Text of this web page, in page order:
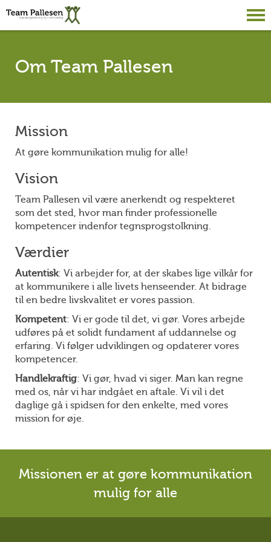
Om Team Pallesen
Mission
At gøre kommunikation mulig for alle!
Vision
Team Pallesen vil være anerkendt og respekteret
som det sted, hvor man finder professionelle
kompetencer indenfor tegnsprogstolkning.
Værdier
Autentisk: Vi arbejder for, at der skabes lige vilkår for
at kommunikere i alle livets henseender. At bidrage
til en bedre livskvalitet er vores passion.
Kompetent: Vi er gode til det, vi gør. Vores arbejde
udføres på et solidt fundament af uddannelse og
erfaring. Vi følger udviklingen og opdaterer vores
kompetencer.
Handlekraftig: Vi gør, hvad vi siger. Man kan regne
med os, når vi har indgået en aftale. Vi vil i det
daglige gå i spidsen for den enkelte, med vores
mission for øje.
Missionen er at gøre kommunikation
mulig for alle